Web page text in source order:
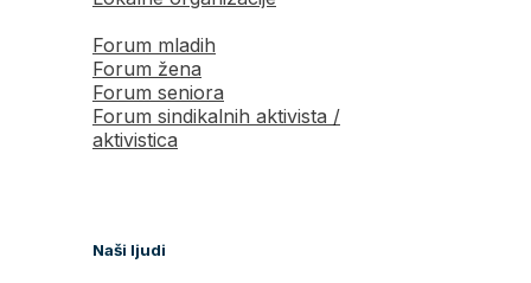
Forum mladih
Forum žena
Forum seniora
Forum sindikalnih aktivista /
aktivistica
Naši ljudi